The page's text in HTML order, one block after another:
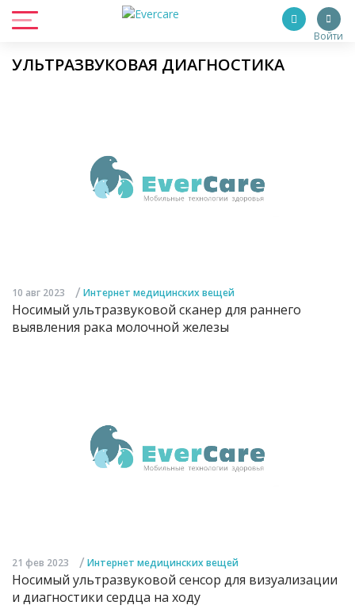
Войти
УЛЬТРАЗВУКОВАЯ ДИАГНОСТИКА
10 авг 2023 / Интернет медицинских вещей
Носимый ультразвуковой сканер для раннего
выявления рака молочной железы
21 фев 2023 / Интернет медицинских вещей
Носимый ультразвуковой сенсор для визуализации
и диагностики сердца на ходу